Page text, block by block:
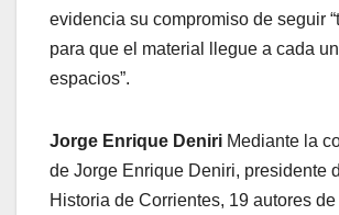
evidencia su compromiso de seguir
para que el material llegue a cada
espacios”.
Jorge Enrique Deniri Mediante la
de Jorge Enrique Deniri, presidente
Historia de Corrientes, 19 autores